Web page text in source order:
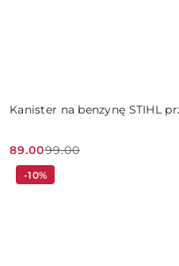
Kanister na benzynę STIHL
Cena
promocyjna:
89.00
Cena
przed
99.00
-10%